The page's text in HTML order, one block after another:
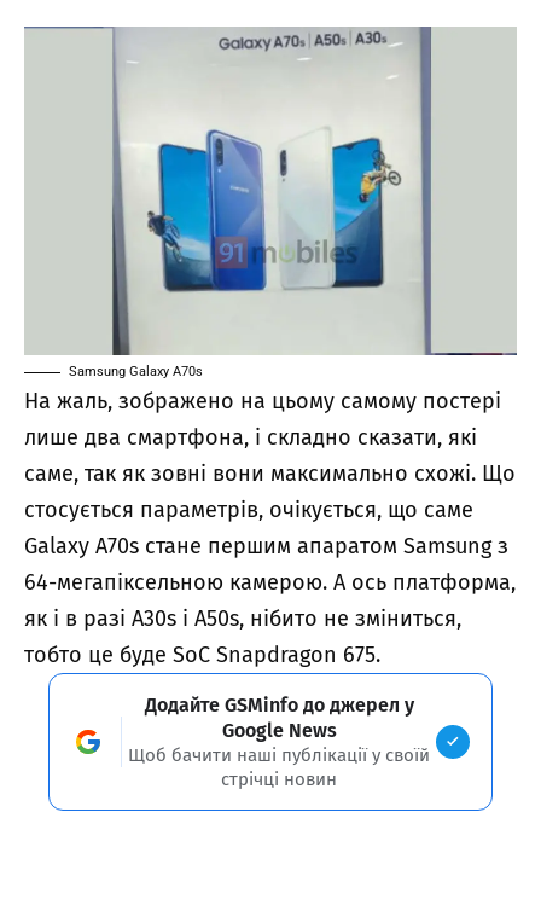
Samsung Galaxy A70s
На жаль, зображено на цьому самому постері
лише два смартфона, і складно сказати, які
саме, так як зовні вони максимально схожі. Що
стосується параметрів, очікується, що саме
Galaxy A70s стане першим апаратом Samsung з
64-мегапіксельною камерою. А ось платформа,
як і в разі A30s і A50s, нібито не зміниться,
тобто це буде SoC Snapdragon 675.
Додайте GSMinfo до джерел у
Google News
Щоб бачити наші публікації у своїй
стрічці новин